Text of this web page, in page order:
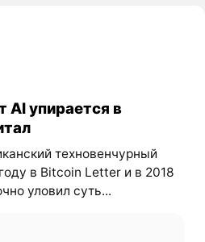
AI упирается в
техновенчурный
в Bitcoin Letter и в 2018
уловил суть...